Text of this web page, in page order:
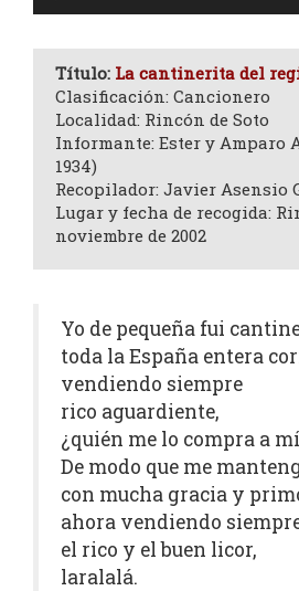
Título: La cantinerita del
Clasificación: Cancionero
Localidad: Rincón de Soto
Informante: Ester y Amparo
1934)
Recopilador: Javier Asensio
Lugar y fecha de recogida:
noviembre de 2002
Yo de pequeña fui
toda la España entera
vendiendo siempre
rico aguardiente,
¿quién me lo compra a
De modo que me
con mucha gracia y
ahora vendiendo
el rico y el buen licor,
laralalá.